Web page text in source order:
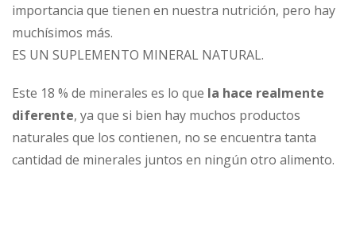
importancia que tienen en nuestra nutrición, pero hay
muchísimos más.
ES UN SUPLEMENTO MINERAL NATURAL.
Este 18 % de minerales es lo que la hace realmente
diferente, ya que si bien hay muchos productos
naturales que los contienen, no se encuentra tanta
cantidad de minerales juntos en ningún otro alimento.